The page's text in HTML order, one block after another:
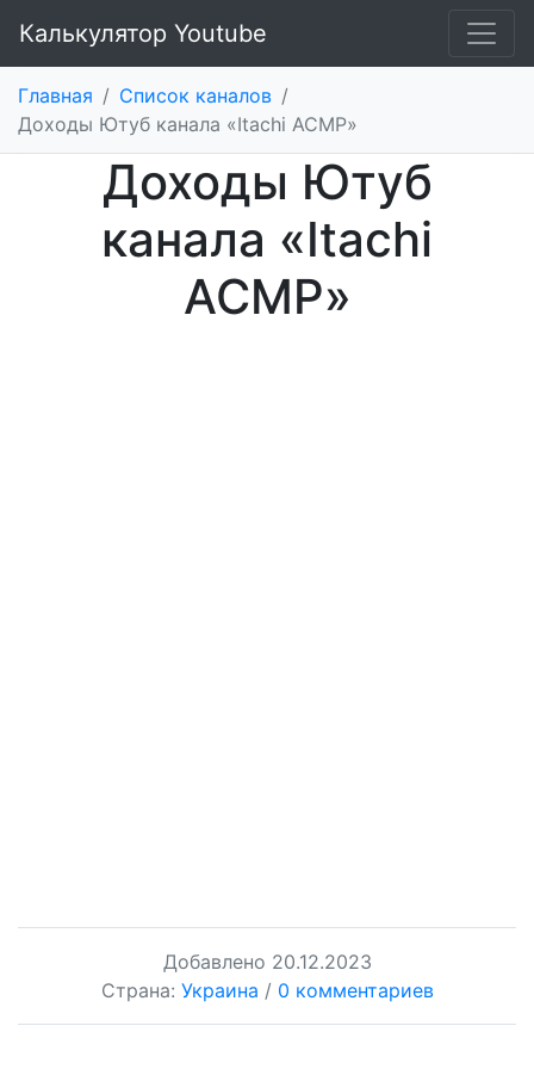
Калькулятор Youtube
Главная / Список каналов /
Доходы Ютуб канала «Itachi АСМР»
Доходы Ютуб
канала «Itachi
АСМР»
Добавлено 20.12.2023
Страна: Украина / 0 комментариев